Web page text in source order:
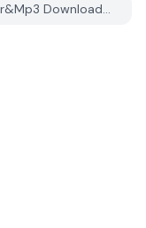
PGYER APK HUB에서 Music Downloader&Mp3 Download와 관련된 문제를 신고하는 방법은 무엇인가요?